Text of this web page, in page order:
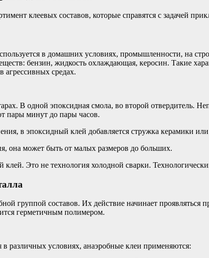
клеевых составов, которые справятся с задачей
в домашних условиях, промышленности, на
бензин, жидкость охлаждающая, керосин. Такие
агрессивных средах.
В одной эпоксидная смола, во второй отвердитель.
пары минут до пары часов.
в эпоксидный клей добавляется стружка керамики
она может быть от малых размеров до больших.
клей. Это не технология холодной сварки.
группой составов. Их действие начинает
герметичным полимером.
в различных условиях, анаэробные клеи применяются: